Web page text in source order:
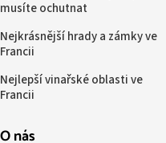
musíte ochutnat
Nejkrásnější hrady a zámky ve
Francii
Nejlepší vinařské oblasti ve
Francii
O nás